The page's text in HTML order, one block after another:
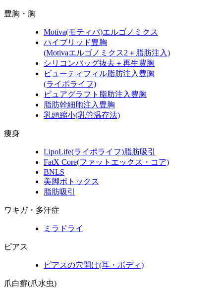
豊胸・胸
Motiva(モティバ)エルゴノミクス
ハイブリッド豊胸
(Motivaエルゴノミクス2＋脂肪注入)
シリコンバッグ抜去＋再生豊胸
ビューティフィル脂肪注入豊胸
(ライポライフ)
ピュアグラフト脂肪注入豊胸
脂肪幹細胞注入豊胸
乳頭縮小(乳管温存法)
痩身
LipoLife(ライポライフ)脂肪吸引
FatX Core(ファットエックス・コア)
BNLS
美脚ボトックス
脂肪吸引
ワキガ・多汗症
ミラドライ
ピアス
ピアスの穴開け(耳・ボディ)
爪白癬(爪水虫)